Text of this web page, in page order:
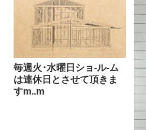
毎週火･水曜日ショ-ル-ム
は連休日とさせて頂きま
すm..m